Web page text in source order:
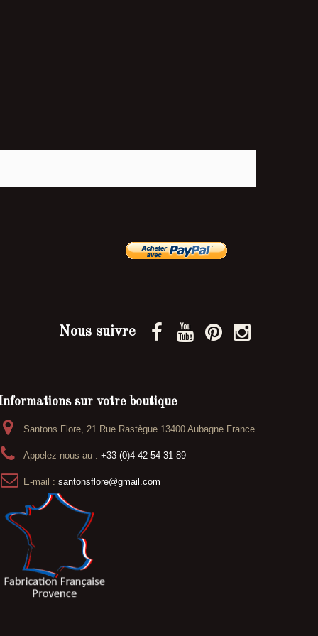
Nous suivre
sur votre boutique
Santons Flore, 21 Rue Rastègue 13400 Aubagne France
Appelez-nous au : +33 (0)4 42 54 31 89
E-mail : santonsflore@gmail.com